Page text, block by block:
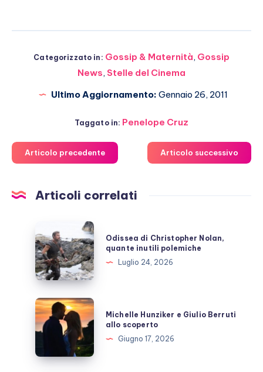
Categorizzato in: Gossip & Maternità, Gossip
News, Stelle del Cinema
Ultimo Aggiornamento: Gennaio 26, 2011
Taggato in: Penelope Cruz
Articolo precedente Articolo successivo
Articoli correlati
di
Christopher
Nolan,
quante
inutili
polemiche
Odissea di Christopher Nolan,
quante inutili polemiche
Luglio 24, 2026
Michelle
Hunziker
e
Berruti
Michelle Hunziker e Giulio Berruti
allo scoperto
Giugno 17, 2026